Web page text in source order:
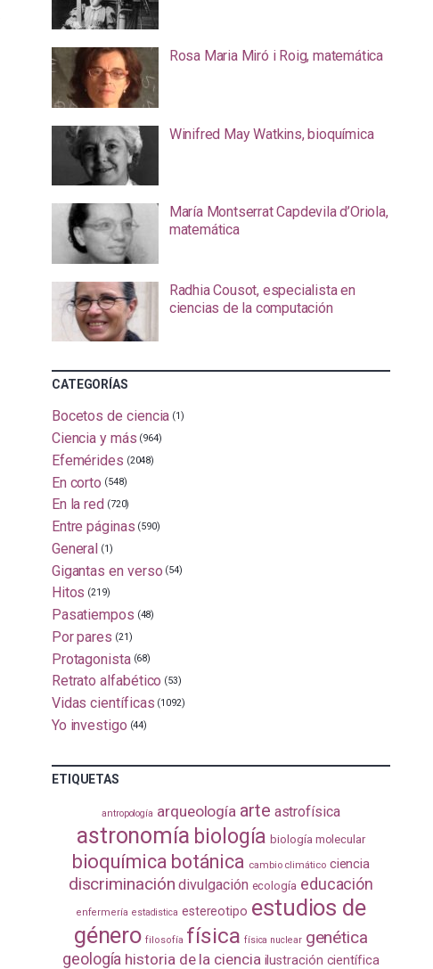
Rosa Maria Miró i Roig, matemática
Winifred May Watkins, bioquímica
María Montserrat Capdevila d’Oriola,
matemática
Radhia Cousot, especialista en
ciencias de la computación
CATEGORÍAS
Bocetos de ciencia (1)
Ciencia y más (964)
Efemérides (2048)
En corto (548)
En la red (720)
Entre páginas (590)
General (1)
Gigantas en verso (54)
Hitos (219)
Pasatiempos (48)
Por pares (21)
Protagonista (68)
Retrato alfabético (53)
Vidas científicas (1092)
Yo investigo (44)
ETIQUETAS
antropología arqueología arte astrofísica
astronomía biología biología molecular
bioquímica botánica cambio climático ciencia
discriminación divulgación ecología educación
enfermería estadistica estereotipo estudios de
género filosofía física física nuclear genética
geología historia de la ciencia ilustración científica